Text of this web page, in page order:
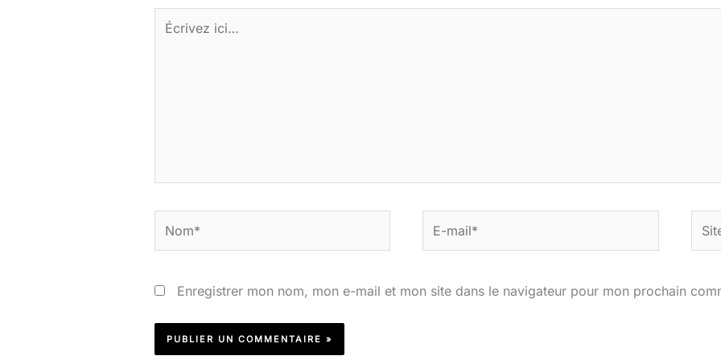
ici…
mail*
Enregistrer mon nom, mon e-mail et mon site dans le navigateur pour mon prochain